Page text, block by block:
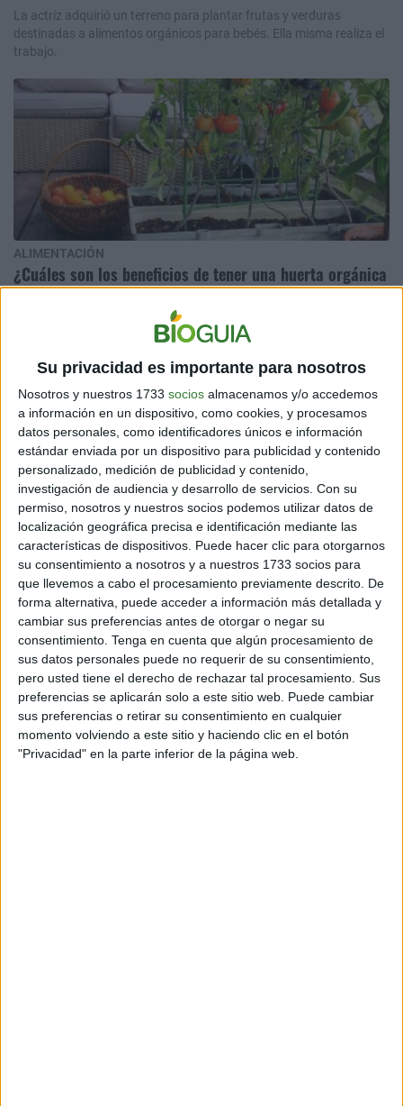
Su privacidad es importante para nosotros
Nosotros y nuestros 1733 socios almacenamos y/o accedemos
a información en un dispositivo, como cookies, y procesamos
datos personales, como identificadores únicos e información
estándar enviada por un dispositivo para publicidad y contenido
personalizado, medición de publicidad y contenido,
investigación de audiencia y desarrollo de servicios. Con su
permiso, nosotros y nuestros socios podemos utilizar datos de
localización geográfica precisa e identificación mediante las
características de dispositivos. Puede hacer clic para otorgarnos
su consentimiento a nosotros y a nuestros 1733 socios para
que llevemos a cabo el procesamiento previamente descrito. De
forma alternativa, puede acceder a información más detallada y
cambiar sus preferencias antes de otorgar o negar su
consentimiento. Tenga en cuenta que algún procesamiento de
sus datos personales puede no requerir de su consentimiento,
pero usted tiene el derecho de rechazar tal procesamiento. Sus
preferencias se aplicarán solo a este sitio web. Puede cambiar
sus preferencias o retirar su consentimiento en cualquier
momento volviendo a este sitio y haciendo clic en el botón
"Privacidad" en la parte inferior de la página web.
La actriz adquirió un terreno para plantar frutas y verduras
destinadas a alimentos orgánicos para bebés. Ella misma realiza el
trabajo.
ALIMENTACIÓN
¿Cuáles son los beneficios de tener una huerta orgánica
Conoce las razones por las que tener una huerta en tu hogar puede
beneficiarte. Ayuda a comer sano, a liberar tensiones y a conectarte
HOGAR
Conoce cuáles son los principales beneficios de tener un
huerto en casa
3 min
| 14/03/2022
¿Cómo beneficia a tu salud y al ambiente al mismo tiempo? Te
damos 7 razones para animarte a crear tu propio huerto hoy
mismo.